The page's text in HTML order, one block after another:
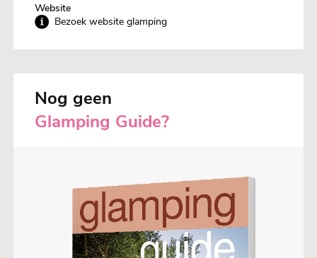
Website
Bezoek website glamping
Nog geen
Glamping Guide?